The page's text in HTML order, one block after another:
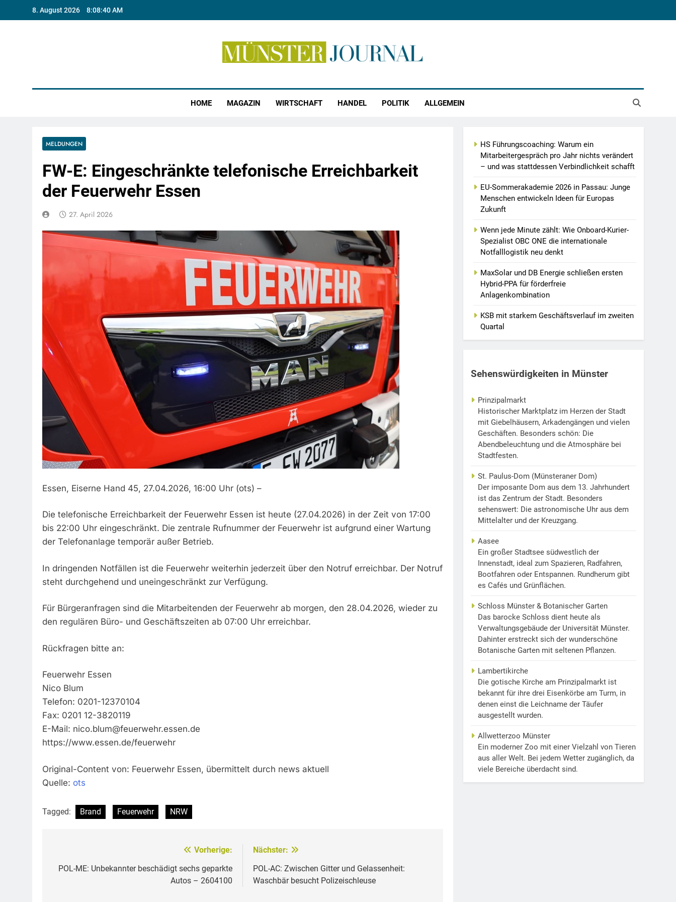
8. August 2026 8:08:40 AM
HOME MAGAZIN WIRTSCHAFT HANDEL POLITIK ALLGEMEIN
MELDUNGEN
FW-E: Eingeschränkte telefonische Erreichbarkeit
der Feuerwehr Essen
27. April 2026
Essen, Eiserne Hand 45, 27.04.2026, 16:00 Uhr (ots) –
Die telefonische Erreichbarkeit der Feuerwehr Essen ist heute (27.04.2026) in der Zeit von 17:00
bis 22:00 Uhr eingeschränkt. Die zentrale Rufnummer der Feuerwehr ist aufgrund einer Wartung
der Telefonanlage temporär außer Betrieb.
In dringenden Notfällen ist die Feuerwehr weiterhin jederzeit über den Notruf erreichbar. Der Notruf
steht durchgehend und uneingeschränkt zur Verfügung.
Für Bürgeranfragen sind die Mitarbeitenden der Feuerwehr ab morgen, den 28.04.2026, wieder zu
den regulären Büro- und Geschäftszeiten ab 07:00 Uhr erreichbar.
Rückfragen bitte an:
Feuerwehr Essen
Nico Blum
Telefon: 0201-12370104
Fax: 0201 12-3820119
E-Mail: nico.blum@feuerwehr.essen.de
https://www.essen.de/feuerwehr
Original-Content von: Feuerwehr Essen, übermittelt durch news aktuell
Quelle: ots
Tagged: Brand Feuerwehr NRW
Vorherige:
POL-ME: Unbekannter beschädigt sechs geparkte
Autos – 2604100
Nächster:
POL-AC: Zwischen Gitter und Gelassenheit:
Waschbär besucht Polizeischleuse
HS Führungscoaching: Warum ein
Mitarbeitergespräch pro Jahr nichts verändert
– und was stattdessen Verbindlichkeit schafft
EU-Sommerakademie 2026 in Passau: Junge
Menschen entwickeln Ideen für Europas
Zukunft
Wenn jede Minute zählt: Wie Onboard-Kurier-
Spezialist OBC ONE die internationale
Notfalllogistik neu denkt
MaxSolar und DB Energie schließen ersten
Hybrid-PPA für förderfreie
Anlagenkombination
KSB mit starkem Geschäftsverlauf im zweiten
Quartal
Sehenswürdigkeiten in Münster
Prinzipalmarkt
Historischer Marktplatz im Herzen der Stadt
mit Giebelhäusern, Arkadengängen und vielen
Geschäften. Besonders schön: Die
Abendbeleuchtung und die Atmosphäre bei
Stadtfesten.
St. Paulus-Dom (Münsteraner Dom)
Der imposante Dom aus dem 13. Jahrhundert
ist das Zentrum der Stadt. Besonders
sehenswert: Die astronomische Uhr aus dem
Mittelalter und der Kreuzgang.
Aasee
Ein großer Stadtsee südwestlich der
Innenstadt, ideal zum Spazieren, Radfahren,
Bootfahren oder Entspannen. Rundherum gibt
es Cafés und Grünflächen.
Schloss Münster & Botanischer Garten
Das barocke Schloss dient heute als
Verwaltungsgebäude der Universität Münster.
Dahinter erstreckt sich der wunderschöne
Botanische Garten mit seltenen Pflanzen.
Lambertikirche
Die gotische Kirche am Prinzipalmarkt ist
bekannt für ihre drei Eisenkörbe am Turm, in
denen einst die Leichname der Täufer
ausgestellt wurden.
Allwetterzoo Münster
Ein moderner Zoo mit einer Vielzahl von Tieren
aus aller Welt. Bei jedem Wetter zugänglich, da
viele Bereiche überdacht sind.